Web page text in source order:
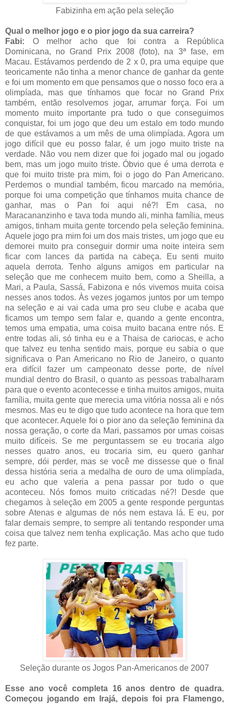
Fabizinha em ação pela seleção
Qual o melhor jogo e o pior jogo da sua carreira?
Fabi: O melhor acho que foi contra a República
Dominicana, no Grand Prix 2008 (foto), na 3ª fase, em
Macau. Estávamos perdendo de 2 x 0, pra uma equipe que
teoricamente não tinha a menor chance de ganhar da gente
e foi um momento em que pensamos que o nosso foco era a
olimpíada, mas que tínhamos que focar no Grand Prix
também, então resolvemos jogar, arrumar força. Foi um
momento muito importante pra tudo o que conseguimos
conquistar, foi um jogo que deu um estalo em todo mundo
de que estávamos a um mês de uma olimpíada. Agora um
jogo difícil que eu posso falar, é um jogo muito triste na
verdade. Não vou nem dizer que foi jogado mal ou jogado
bem, mas um jogo muito triste. Óbvio que é uma derrota e
que foi muito triste pra mim, foi o jogo do Pan Americano.
Perdemos o mundial também, ficou marcado na memória,
porque foi uma competição que tínhamos muita chance de
ganhar, mas o Pan foi aqui né?! Em casa, no
Maracananzinho e tava toda mundo ali, minha família, meus
amigos, tinham muita gente torcendo pela seleção feminina.
Aquele jogo pra mim foi um dos mais tristes, um jogo que eu
demorei muito pra conseguir dormir uma noite inteira sem
ficar com lances da partida na cabeça. Eu senti muito
aquela derrota. Tenho alguns amigos em particular na
seleção que me conhecem muito bem, como a Sheilla, a
Mari, a Paula, Sassá, Fabizona e nós vivemos muita coisa
nesses anos todos. Às vezes jogamos juntos por um tempo
na seleção e ai vai cada uma pro seu clube e acaba que
ficamos um tempo sem falar e, quando a gente encontra,
temos uma empatia, uma coisa muito bacana entre nós. E
entre todas ali, só tinha eu e a Thaisa de cariocas, e acho
que talvez eu tenha sentido mais, porque eu sabia o que
significava o Pan Americano no Rio de Janeiro, o quanto
era difícil fazer um campeonato desse porte, de nível
mundial dentro do Brasil, o quanto as pessoas trabalharam
para que o evento acontecesse e tinha muitos amigos, muita
família, muita gente que merecia uma vitória nossa ali e nós
mesmos. Mas eu te digo que tudo acontece na hora que tem
que acontecer. Aquele foi o pior ano da seleção feminina da
nossa geração, o corte da Mari, passamos por umas coisas
muito difíceis. Se me perguntassem se eu trocaria algo
nesses quatro anos, eu trocaria sim, eu quero ganhar
sempre, dói perder, mas se você me dissesse que o final
dessa história seria a medalha de ouro de uma olimpíada,
eu acho que valeria a pena passar por tudo o que
aconteceu. Nós fomos muito criticadas né?! Desde que
chegamos à seleção em 2005 a gente responde perguntas
sobre Atenas e algumas de nós nem estava lá. E eu, por
falar demais sempre, to sempre ali tentando responder uma
coisa que talvez nem tenha explicação. Mas acho que tudo
fez parte.
Seleção durante os Jogos Pan-Americanos de 2007
Esse ano você completa 16 anos dentro de quadra.
Começou jogando em Irajá, depois foi pra Flamengo,